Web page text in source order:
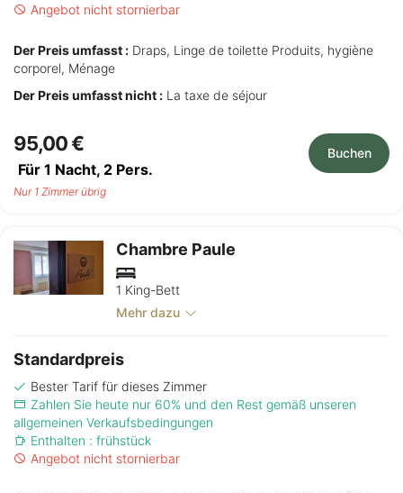
Angebot nicht stornierbar
Der Preis umfasst : Draps, Linge de toilette Produits, hygiène
corporel, Ménage
Der Preis umfasst nicht : La taxe de séjour
95,00 €
Für 1 Nacht, 2 Pers.
Buchen
Nur 1 Zimmer übrig
Chambre Paule
1 King-Bett
Mehr dazu
Standardpreis
Bester Tarif für dieses Zimmer
Zahlen Sie heute nur 60% und den Rest gemäß unseren
allgemeinen Verkaufsbedingungen
Enthalten : frühstück
Angebot nicht stornierbar